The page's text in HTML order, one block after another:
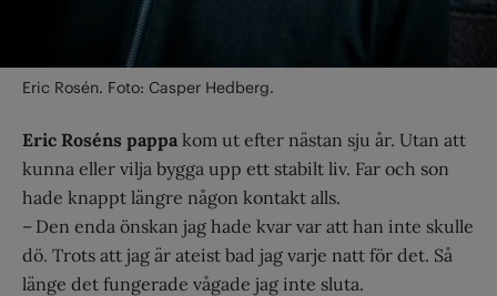
Eric Rosén. Foto: Casper Hedberg.
Eric Roséns pappa kom ut efter nästan sju år. Utan att
kunna eller vilja bygga upp ett stabilt liv. Far och son
hade knappt längre någon kontakt alls.
– Den enda önskan jag hade kvar var att han inte skulle
dö. Trots att jag är ateist bad jag varje natt för det. Så
länge det fungerade vågade jag inte sluta.